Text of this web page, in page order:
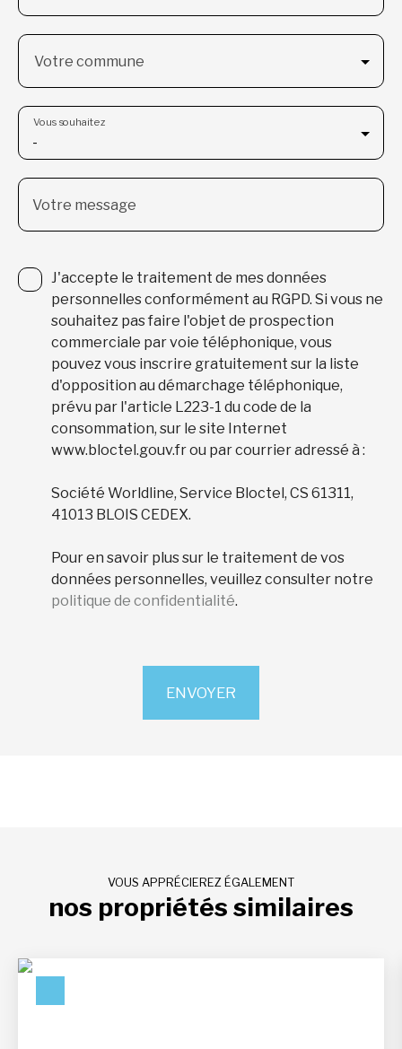
Votre commune
-
Vous souhaitez
Votre message
J'accepte le traitement de mes données
personnelles conformément au RGPD. Si vous ne
souhaitez pas faire l'objet de prospection
commerciale par voie téléphonique, vous
pouvez vous inscrire gratuitement sur la liste
d'opposition au démarchage téléphonique,
prévu par l'article L223-1 du code de la
consommation, sur le site Internet
www.bloctel.gouv.fr ou par courrier adressé à :
Société Worldline, Service Bloctel, CS 61311,
41013 BLOIS CEDEX.
Pour en savoir plus sur le traitement de vos
données personnelles, veuillez consulter notre
politique de confidentialité.
ENVOYER
VOUS APPRÉCIEREZ ÉGALEMENT
nos propriétés similaires